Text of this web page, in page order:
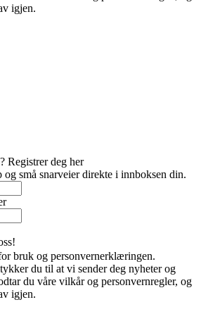
igjen.
Registrer deg her
og små snarveier direkte i innboksen din.
bruk og personvernerklæringen.
du til at vi sender deg nyheter og
du våre vilkår og personvernregler, og
igjen.